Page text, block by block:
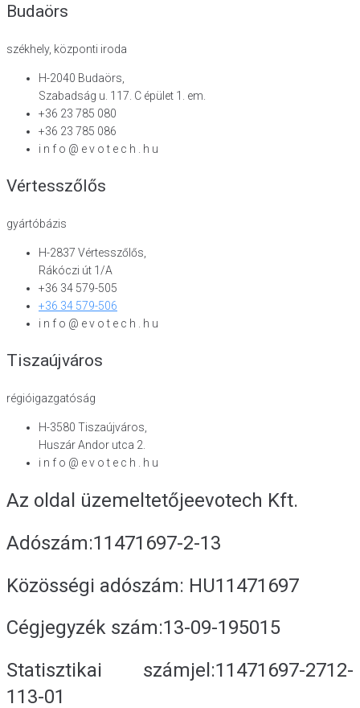
Budaörs
székhely, központi iroda
H-2040 Budaörs,
Szabadság u. 117. C épület 1. em.
+36 23 785 080
+36 23 785 086
i n f o @ e v o t e c h . h u
Vértesszőlős
gyártóbázis
H-2837 Vértesszőlős,
Rákóczi út 1/A
+36 34 579-505
+36 34 579-506
i n f o @ e v o t e c h . h u
Tiszaújváros
régióigazgatóság
H-3580 Tiszaújváros,
Huszár Andor utca 2.
i n f o @ e v o t e c h . h u
Az oldal üzemeltetőjeevotech Kft.
Adószám:11471697-2-13
Közösségi adószám: HU11471697
Cégjegyzék szám:13-09-195015
Statisztikai számjel:11471697-2712-
113-01